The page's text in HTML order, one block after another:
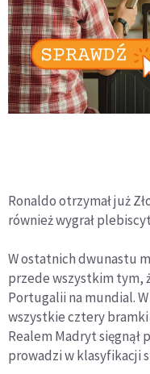
Ronaldo otrzymał już
również wygrał
W ostatnich dwunastu
przede wszystkim tym,
Portugalii na mundial.
wszystkie cztery bramki
Realem Madryt
prowadzi w klasyfikacji